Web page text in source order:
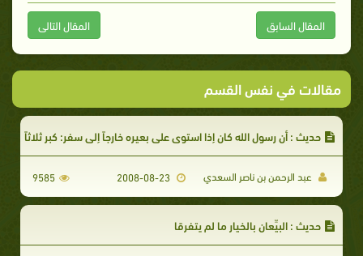
المقال السابق المقال التالى
مقالات في نفس القسم
حديث : أن رسول الله كان إذا استوى على بعيره خارجاً إلى سفر: كبر ثلاثاً
عبد الرحمن بن ناصر السعدي 2008-08-23
9585
حديث : البيِّعان بالخيار ما لم يتفرقا